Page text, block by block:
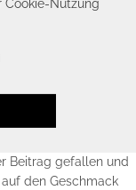
Beitrag gefallen und
den Geschmack
Cookie-Nutzung